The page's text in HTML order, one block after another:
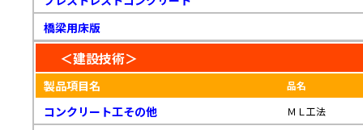
橋梁用床版
＜建設技術＞
製品項目名 品名
コンクリート工その他 ＭＬ工法